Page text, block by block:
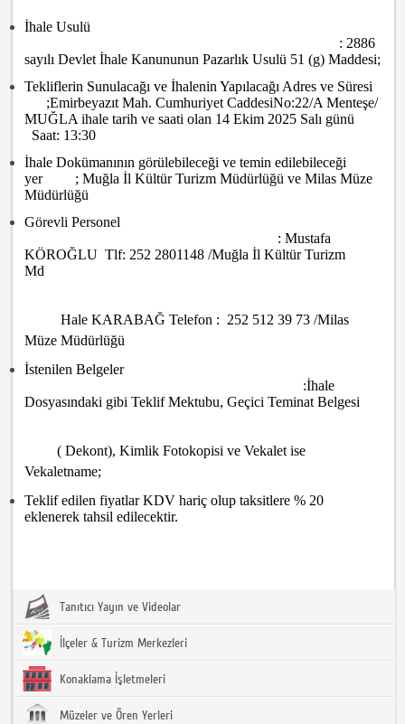
İhale Usulü
: 2886
sayılı Devlet İhale Kanununun Pazarlık Usulü 51 (g) Maddesi;
Tekliflerin Sunulacağı ve İhalenin Yapılacağı Adres ve Süresi
;Emirbeyazıt Mah. Cumhuriyet CaddesiNo:22/A Menteşe/
MUĞLA ihale tarih ve saati olan 14 Ekim 2025 Salı günü
Saat: 13:30
İhale Dokümanının görülebileceği ve temin edilebileceği
yer ; Muğla İl Kültür Turizm Müdürlüğü ve Milas Müze
Müdürlüğü
Görevli Personel
: Mustafa
KÖROĞLU Tlf: 252 2801148 /Muğla İl Kültür Turizm
Md
Hale KARABAĞ Telefon : 252 512 39 73 /Milas
Müze Müdürlüğü
İstenilen Belgeler
:İhale
Dosyasındaki gibi Teklif Mektubu, Geçici Teminat Belgesi
( Dekont), Kimlik Fotokopisi ve Vekalet ise
Vekaletname;
Teklif edilen fiyatlar KDV hariç olup taksitlere % 20
eklenerek tahsil edilecektir.
Tanıtıcı Yayın ve Videolar
İlçeler & Turizm Merkezleri
Konaklama İşletmeleri
Müzeler ve Ören Yerleri